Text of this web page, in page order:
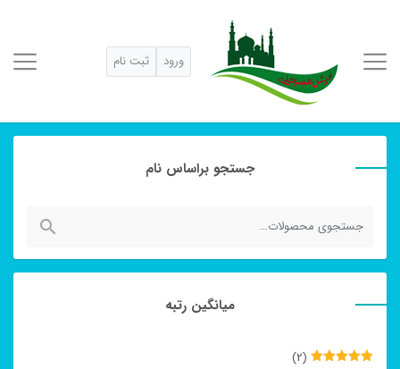
ورود ثبت نام
جستجو براساس نام
جستجو
میانگین رتبه
(2)